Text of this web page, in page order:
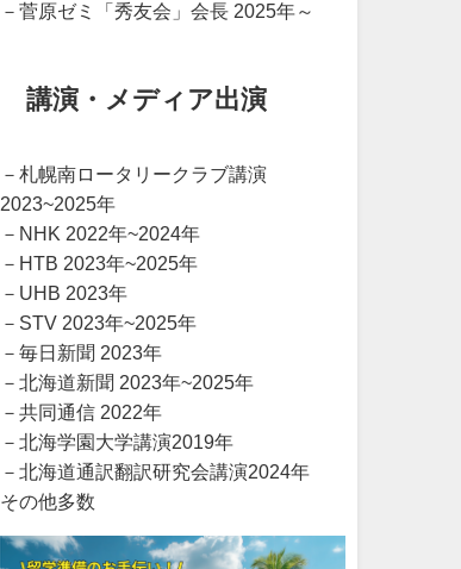
－菅原ゼミ「秀友会」会長 2025年～
講演・メディア出演
－札幌南ロータリークラブ講演
2023~2025年
－NHK 2022年~2024年
－HTB 2023年~2025年
－UHB 2023年
－STV 2023年~2025年
－毎日新聞 2023年
－北海道新聞 2023年~2025年
－共同通信 2022年
－北海学園大学講演2019年
－北海道通訳翻訳研究会講演2024年
その他多数